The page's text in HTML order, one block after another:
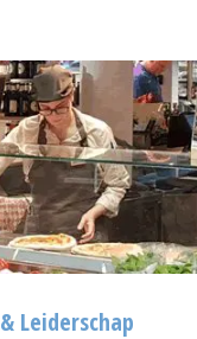
Leiderschap